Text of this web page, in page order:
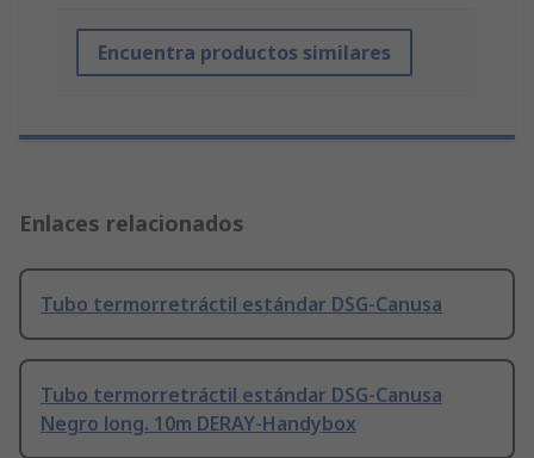
Encuentra productos similares
Enlaces relacionados
Tubo termorretráctil estándar DSG-Canusa
Tubo termorretráctil estándar DSG-Canusa
Negro long. 10m DERAY-Handybox